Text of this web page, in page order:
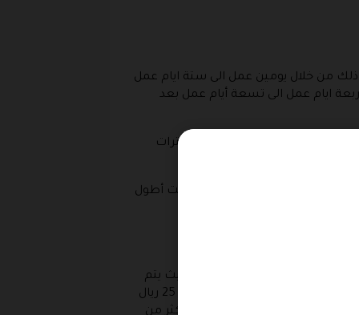
من خلال يومين عمل الى ستة ايام عمل
ايام عمل الى تسعة أيام عمل بعد
الشحن و التلم خلال هذه الفترات
متاح ولكنه بالتأكيد سيأخذ وقت أطول
تفعيل كود خصم رسيس للعطور حيث يتم
الشح من خلال شركة ارامس و شركة بلو سكاي و تامكس ، فاذا كنت داخل مدينة الرياض فان عملية الشحن تتم من خلال شركة بلو سكاي في مقابل 25 ريال
التي تدعم الوصول إلى أكثر من